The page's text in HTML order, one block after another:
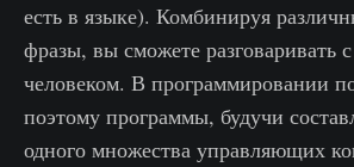
есть в языке). Комбинируя
фразы, вы сможете разговаривать
человеком. В программировании
поэтому программы, будучи
одного множества управляющих